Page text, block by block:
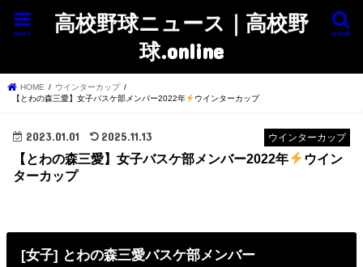
高校野球ニュース｜高校野
球.online
search
menu
HOME
ウインターカップ
【とわの森三愛】女子バスケ部メンバー2022年
ウインターカップ
ウインターカップ
2023.01.01 2025.11.13
【とわの森三愛】女子バスケ部メンバー2022年
ウイン
ターカップ
[女子] とわの森三愛バスケ部メンバー